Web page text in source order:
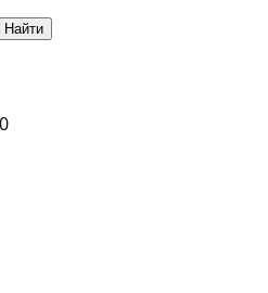
Найти